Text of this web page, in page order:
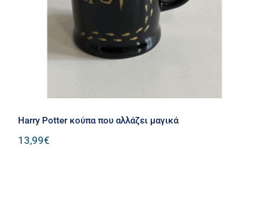
Harry Potter κούπα που αλλάζει μαγικά
13,99€